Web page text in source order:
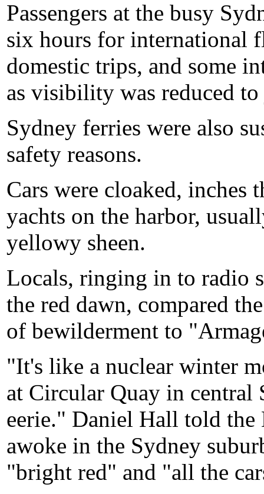
Passengers at the busy
six hours for international
domestic trips, and some
as visibility was reduced
Sydney ferries were also
safety reasons.
Cars were cloaked, inches
yachts on the harbor,
yellowy sheen.
Locals, ringing in to radio
the red dawn, compared
of bewilderment to
"It's like a nuclear winter
at Circular Quay in central
eerie." Daniel Hall told the
awoke in the Sydney
"bright red" and "all the